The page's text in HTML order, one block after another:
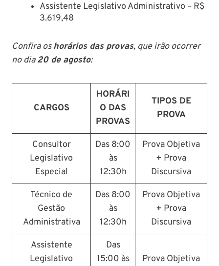
Assistente Legislativo Administrativo – R$
3.619,48
Confira oshorários das provas, que irão ocorrer
no dia20 de agosto:
CARGOS
HORÁRI
O DAS
PROVAS
TIPOS DE
PROVA
Consultor
Legislativo
Especial
Das 8:00
às
12:30h
Prova Objetiva
+ Prova
Discursiva
Técnico de
Gestão
Administrativa
Das 8:00
às
12:30h
Prova Objetiva
+ Prova
Discursiva
Assistente
Legislativo
Das
15:00 às
Prova Objetiva